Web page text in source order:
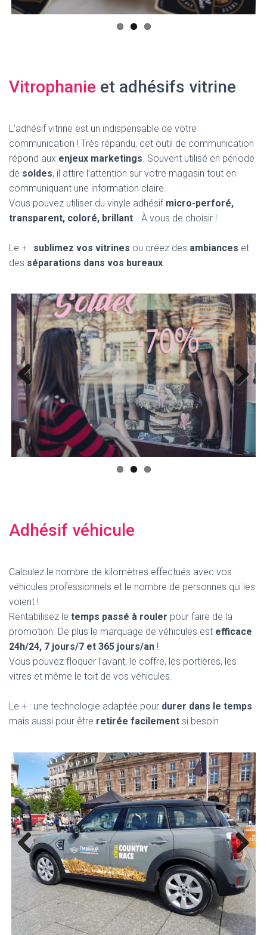
Vitrophanie et adhésifs vitrine
L’adhésif vitrine est un indispensable de votre
communication ! Très répandu, cet outil de communication
répond aux enjeux marketings. Souvent utilisé en période
de soldes, il attire l’attention sur votre magasin tout en
communiquant une information claire.
Vous pouvez utiliser du vinyle adhésif micro-perforé,
transparent, coloré, brillant… À vous de choisir !
Le + : sublimez vos vitrines ou créez des ambiances et
des séparations dans vos bureaux.
Previ
ous
Next
Adhésif véhicule
Calculez le nombre de kilomètres effectués avec vos
véhicules professionnels et le nombre de personnes qui les
voient !
Rentabilisez le temps passé à rouler pour faire de la
promotion. De plus le marquage de véhicules est efficace
24h/24, 7 jours/7 et 365 jours/an !
Vous pouvez floquer l’avant, le coffre, les portières, les
vitres et même le toit de vos véhicules.
Le + : une technologie adaptée pour durer dans le temps
mais aussi pour être retirée facilement si besoin.
Previ
ous
Next